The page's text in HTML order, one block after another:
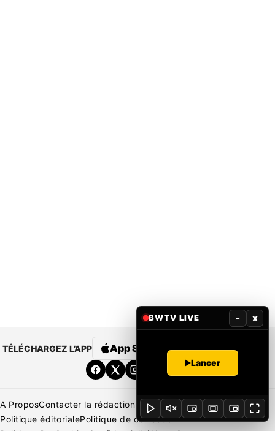
TÉLÉCHARGEZ L’APP App Store Google Play
A ProposContacter la rédactionRédaction Mentions légales
Politique éditorialePolitique de correction
BWTV LIVE - x
Lancer